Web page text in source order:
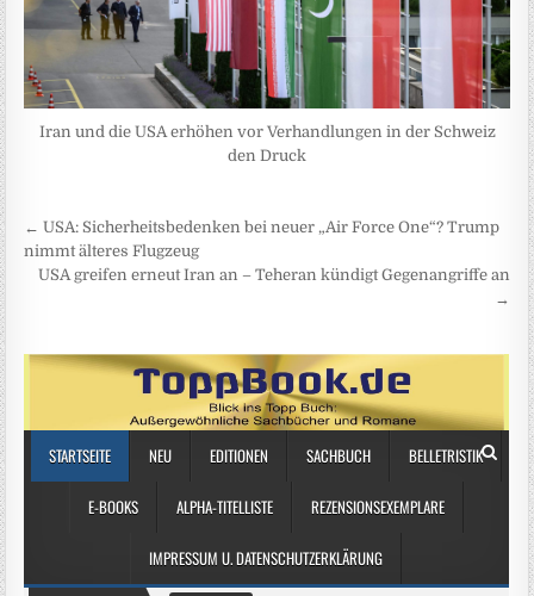
Iran und die USA erhöhen vor Verhandlungen in der Schweiz
den Druck
Beitragsnavigation
← USA: Sicherheitsbedenken bei neuer „Air Force One“? Trump
nimmt älteres Flugzeug
USA greifen erneut Iran an – Teheran kündigt Gegenangriffe an
→